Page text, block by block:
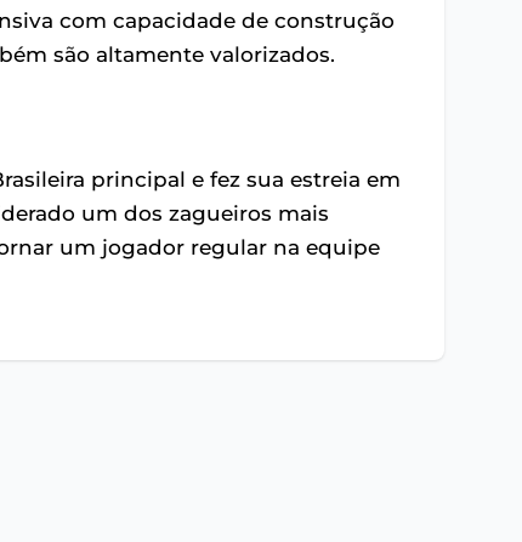
com capacidade de construção
são altamente valorizados.
principal e fez sua estreia em
um dos zagueiros mais
um jogador regular na equipe